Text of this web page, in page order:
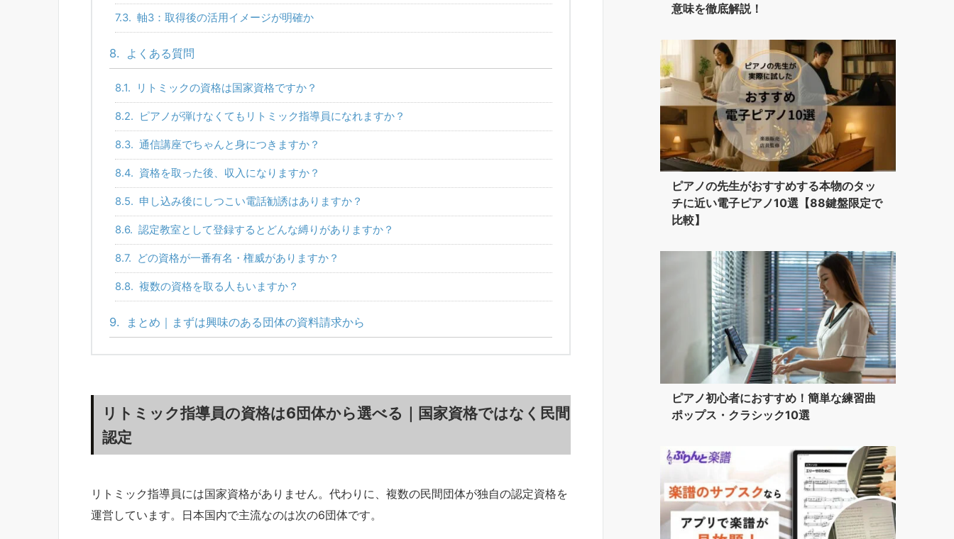
7.3. 軸3：取得後の活用イメージが明確か
8. よくある質問
8.1. リトミックの資格は国家資格ですか？
8.2. ピアノが弾けなくてもリトミック指導員になれますか？
8.3. 通信講座でちゃんと身につきますか？
8.4. 資格を取った後、収入になりますか？
8.5. 申し込み後にしつこい電話勧誘はありますか？
8.6. 認定教室として登録するとどんな縛りがありますか？
8.7. どの資格が一番有名・権威がありますか？
8.8. 複数の資格を取る人もいますか？
9. まとめ｜まずは興味のある団体の資料請求から
リトミック指導員の資格は6団体から選べる｜国家資格ではなく民間
認定
リトミック指導員には国家資格がありません。代わりに、複数の民間団体が独自の認定資格を
運営しています。日本国内で主流なのは次の6団体です。
意味を徹底解説！
ピアノの先生がおすすめする本物のタッ
チに近い電子ピアノ10選【88鍵盤限定で
比較】
ピアノ初心者におすすめ！簡単な練習曲
ポップス・クラシック10選